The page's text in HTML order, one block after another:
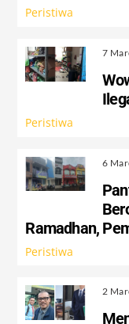
Peristiwa
7
Peristiwa
6
Ramadhan,
Peristiwa
2